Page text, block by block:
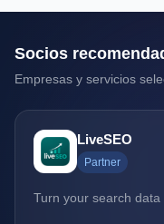
Socios
Empresas y servicios
LiveSEO
Partner
Turn your search